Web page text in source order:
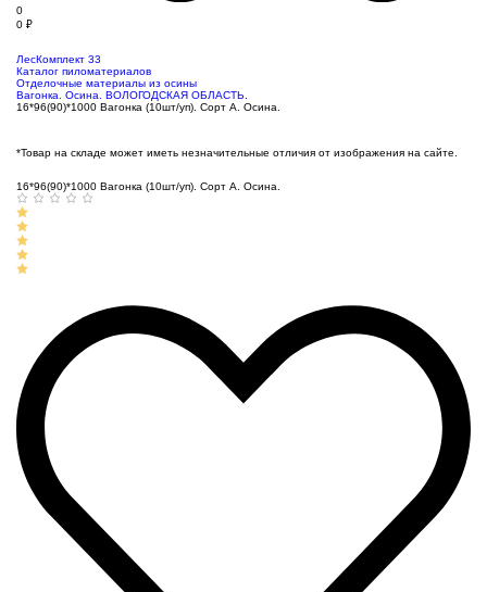
0
0 ₽
ЛесКомплект 33
Каталог пиломатериалов
Отделочные материалы из осины
Вагонка. Осина. ВОЛОГОДСКАЯ ОБЛАСТЬ.
16*96(90)*1000 Вагонка (10шт/уп). Сорт А. Осина.
*Товар на складе может иметь незначительные отличия от изображения на сайте.
16*96(90)*1000 Вагонка (10шт/уп). Сорт А. Осина.